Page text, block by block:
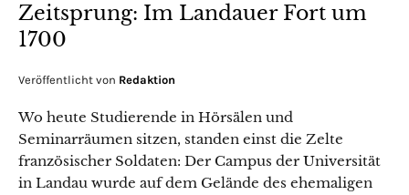
Zeitsprung: Im Landauer Fort um
1700
Veröffentlicht von Redaktion
Wo heute Studierende in Hörsälen und
Seminarräumen sitzen, standen einst die Zelte
französischer Soldaten: Der Campus der Universität
in Landau wurde auf dem Gelände des ehemaligen